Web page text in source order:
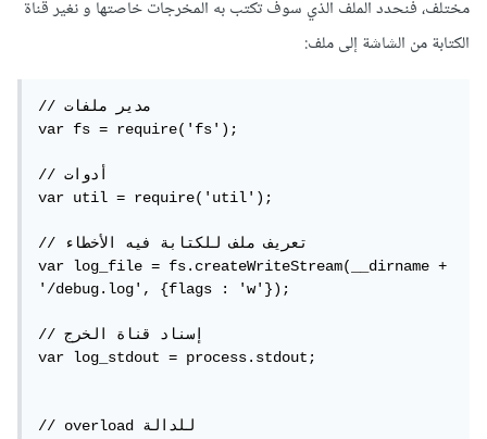
مختلف، فنحدد الملف الذي سوف تكتب به المخرجات خاصتها و نغير قناة
الكتابة من الشاشة إلى ملف:
// مدير ملفات
var fs = require('fs');
// أدوات
var util = require('util');
// تعريف ملف للكتابة فيه الأخطاء
var log_file = fs.createWriteStream(__dirname +
'/debug.log', {flags : 'w'});
// إسناد قناة الخرج
var log_stdout = process.stdout;
// overload للدالة